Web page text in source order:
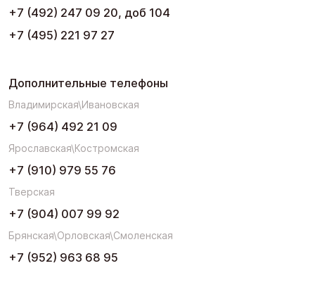
+7 (492) 247 09 20, доб 104
+7 (495) 221 97 27
Дополнительные телефоны
Владимирская\Ивановская
+7 (964) 492 21 09
Ярославская\Костромская
+7 (910) 979 55 76
Тверская
+7 (904) 007 99 92
Брянская\Орловская\Смоленская
+7 (952) 963 68 95